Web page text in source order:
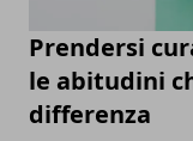
Prendersi
le abitudini
differenza